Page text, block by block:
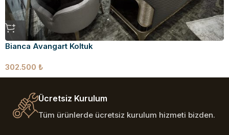
Bianca Avangart Koltuk
302.500 ₺
Ücretsiz Kurulum
Tüm ürünlerde ücretsiz kurulum hizmeti bizden.